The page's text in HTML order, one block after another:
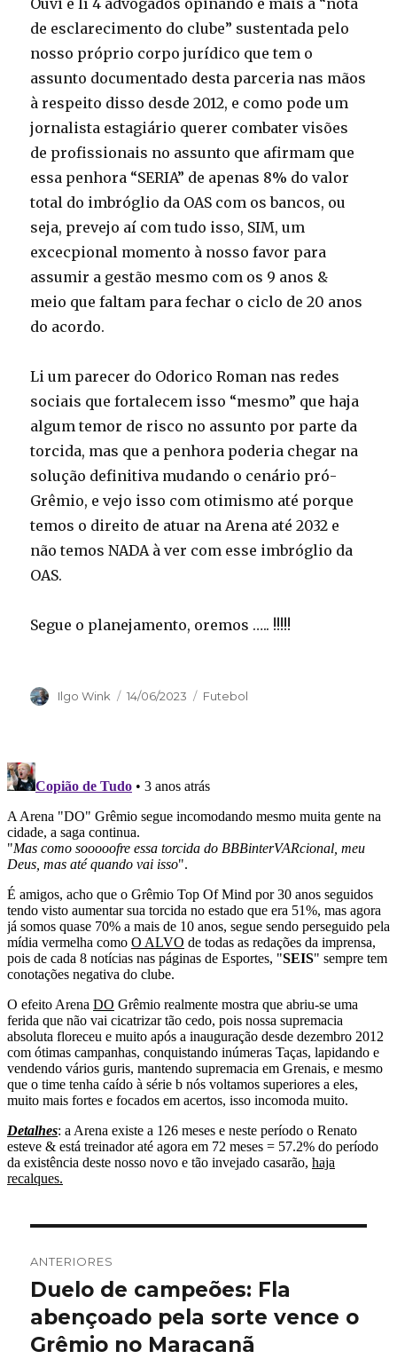
Ouvi e lí 4 advogados opinando e mais a “nota
de esclarecimento do clube” sustentada pelo
nosso próprio corpo jurídico que tem o
assunto documentado desta parceria nas mãos
à respeito disso desde 2012, e como pode um
jornalista estagiário querer combater visões
de profissionais no assunto que afirmam que
essa penhora “SERIA” de apenas 8% do valor
total do imbróglio da OAS com os bancos, ou
seja, prevejo aí com tudo isso, SIM, um
excecpional momento à nosso favor para
assumir a gestão mesmo com os 9 anos &
meio que faltam para fechar o ciclo de 20 anos
do acordo.
Li um parecer do Odorico Roman nas redes
sociais que fortalecem isso “mesmo” que haja
algum temor de risco no assunto por parte da
torcida, mas que a penhora poderia chegar na
solução definitiva mudando o cenário pró-
Grêmio, e vejo isso com otimismo até porque
temos o direito de atuar na Arena até 2032 e
não temos NADA à ver com esse imbróglio da
OAS.
Segue o planejamento, oremos ….. !!!!!
Autor
Ilgo Wink
Publicado
14/06/2023 Categorias
Futebol
de
Post
ANTERIORES
Post
anterior:
Duelo de campeões: Fla
abençoado pela sorte vence o
Grêmio no Maracanã